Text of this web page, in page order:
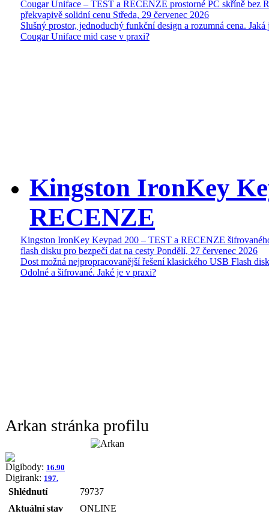
Cougar Uniface – TEST a RECENZE prostorné PC skříně bez
překvapivě solidní cenu Středa, 29 červenec 2026
Slušný prostor, jednoduchý funkční design a rozumná cena. Jaká
Cougar Uniface mid case v praxi?
Kingston IronKey
RECENZE
Kingston IronKey Keypad 200 – TEST a RECENZE
flash disku pro bezpečí dat na cesty Pondělí, 27 červenec 2026
Dost možná nejpropracovanější řešení klasického USB Flash
Odolné a šifrované. Jaké je v praxi?
Arkan stránka profilu
Digibody: 16.90
Digirank: 197.
Shlédnutí
79737
Aktuální stav
ONLINE